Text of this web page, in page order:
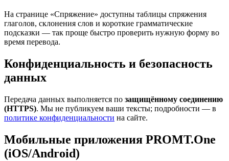
На странице «Спряжение» доступны таблицы спряжения
глаголов, склонения слов и короткие грамматические
подсказки — так проще быстро проверить нужную форму во
время перевода.
Конфиденциальность и безопасность
данных
Передача данных выполняется по защищённому соединению
(HTTPS). Мы не публикуем ваши тексты; подробности — в
политике конфиденциальности на сайте.
Мобильные приложения PROMT.One
(iOS/Android)